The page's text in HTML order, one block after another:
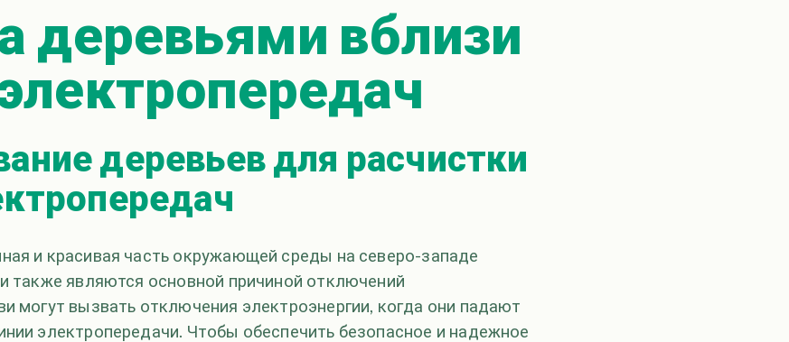
деревьями вблизи
деревьев для расчистки
и красивая часть окружающей среды на северо-западе
также являются основной причиной отключений
могут вызвать отключения электроэнергии, когда они падают
электропередачи. Чтобы обеспечить безопасное и надежное